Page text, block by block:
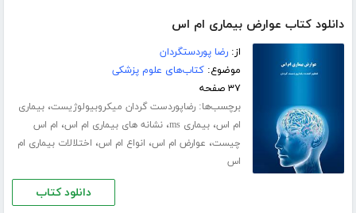
دانلود کتاب عوارض بیماری ام اس
از:رضا پوردستگردان
موضوع:کتاب‌های علوم پزشکی
۳۷ صفحه
برچسب‌ها:رضاپوردست گردان میکروبیولوژیست،بیماری
ام اس،بیماری ms ،نشانه های بیماری ام اس، ام اس
چیست، عوارض ام اس، انواع ام اس، اختلالات بیماری ام
اس
دانلود کتاب